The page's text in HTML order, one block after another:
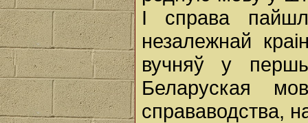
І справа
незалежнай
вучняў у
Беларуская
справаводства,